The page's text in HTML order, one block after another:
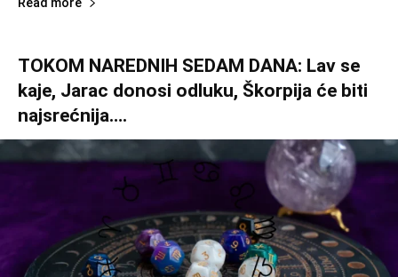
TOKOM NAREDNIH SEDAM DANA: Lav se
kaje, Jarac donosi odluku, Škorpija će biti
najsrećnija….